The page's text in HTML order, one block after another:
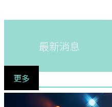
最新消息
更多